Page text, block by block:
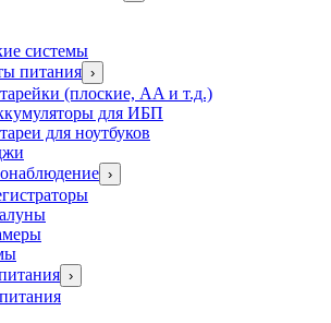
системы
питания ›
(плоские, AA и т.д.)
для ИБП
для ноутбуков
›
›